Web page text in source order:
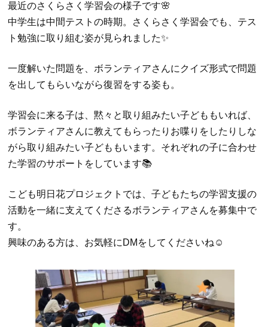
最近のさくらさく学習会の様子です🌸
中学生は中間テストの時期。さくらさく学習会でも、テス
ト勉強に取り組む姿が見られました✨
一度解いた問題を、ボランティアさんにクイズ形式で問題
を出してもらいながら復習をする姿も。
学習会に来る子は、黙々と取り組みたい子どももいれば、
ボランティアさんに教えてもらったりお喋りをしたりしな
がら取り組みたい子どももいます。それぞれの子に合わせ
た学習のサポートをしています📚
こども明日花プロジェクトでは、子どもたちの学習支援の
活動を一緒に支えてくださるボランティアさんを募集中で
す。
興味のある方は、お気軽にDMをしてくださいね☺️